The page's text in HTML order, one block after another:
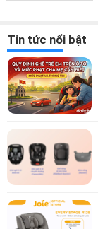
Tin tức nổi bật